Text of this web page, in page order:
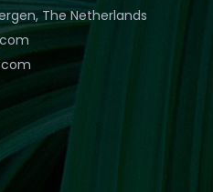
The Netherlands